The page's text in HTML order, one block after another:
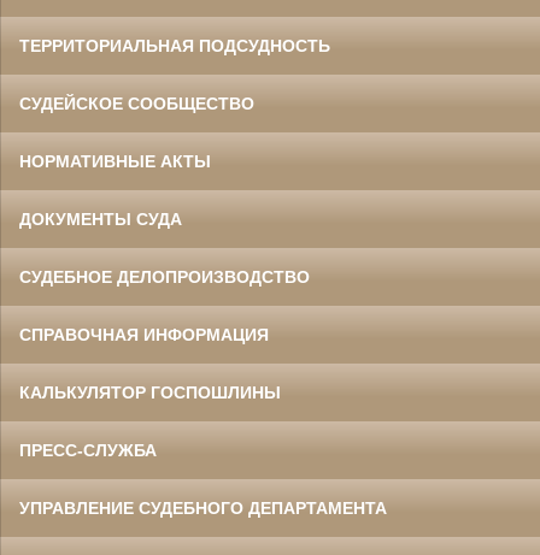
ТЕРРИТОРИАЛЬНАЯ ПОДСУДНОСТЬ
СУДЕЙСКОЕ СООБЩЕСТВО
НОРМАТИВНЫЕ АКТЫ
ДОКУМЕНТЫ СУДА
СУДЕБНОЕ ДЕЛОПРОИЗВОДСТВО
СПРАВОЧНАЯ ИНФОРМАЦИЯ
КАЛЬКУЛЯТОР ГОСПОШЛИНЫ
ПРЕСС-СЛУЖБА
УПРАВЛЕНИЕ СУДЕБНОГО ДЕПАРТАМЕНТА